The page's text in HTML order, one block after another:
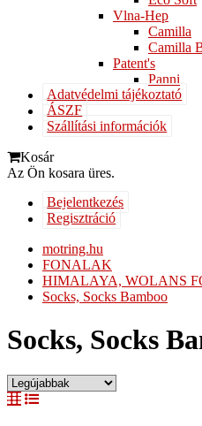
Vlna-Hep
Camilla
Camilla
Patent's
Panni
Adatvédelmi tájékoztató
ÁSZF
Szállítási információk
Kosár
Az Ön kosara üres.
Bejelentkezés
Regisztráció
motring.hu
FONALAK
HIMALAYA, WOLANS
Socks, Socks Bamboo
Socks, Socks